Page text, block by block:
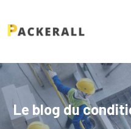
Le blog du